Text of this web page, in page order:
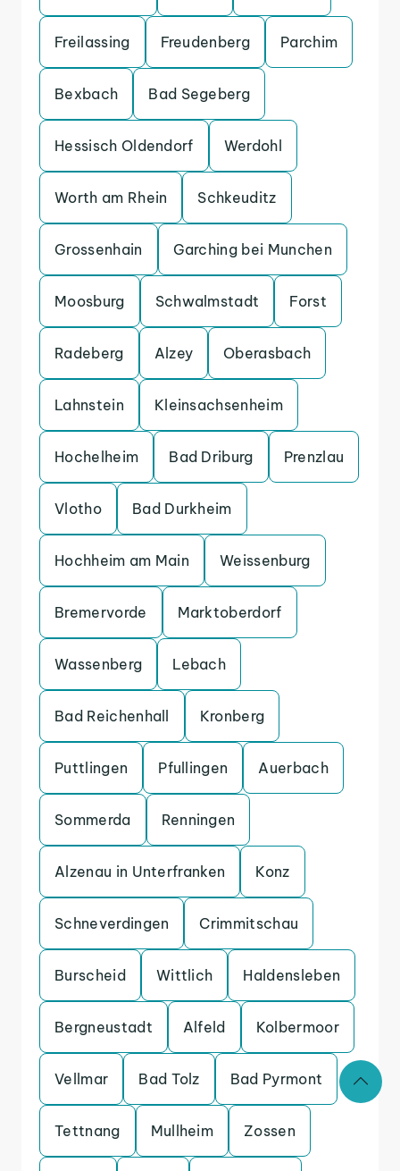
Freilassing Freudenberg Parchim
Bexbach Bad Segeberg
Hessisch Oldendorf Werdohl
Worth am Rhein Schkeuditz
Grossenhain Garching bei Munchen
Moosburg Schwalmstadt Forst
Radeberg Alzey Oberasbach
Lahnstein Kleinsachsenheim
Hochelheim Bad Driburg Prenzlau
Vlotho Bad Durkheim
Hochheim am Main Weissenburg
Bremervorde Marktoberdorf
Wassenberg Lebach
Bad Reichenhall Kronberg
Puttlingen Pfullingen Auerbach
Sommerda Renningen
Alzenau in Unterfranken Konz
Schneverdingen Crimmitschau
Burscheid Wittlich Haldensleben
Bergneustadt Alfeld Kolbermoor
Vellmar Bad Tolz Bad Pyrmont
Tettnang Mullheim Zossen